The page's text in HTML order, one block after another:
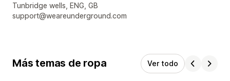
Detalles de contacto del diseñador
Tunbridge wells, ENG, GB
support@weareunderground.com
Más temas de ropa Ver todo